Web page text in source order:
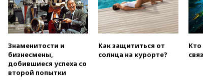
вчера, 21:00
Украины с
свыше 6,5
пройдет в
Знаменитости и
бизнесмены,
добившиеся успеха со
второй попытки
Как защититься от
солнца на курорте?
Кто